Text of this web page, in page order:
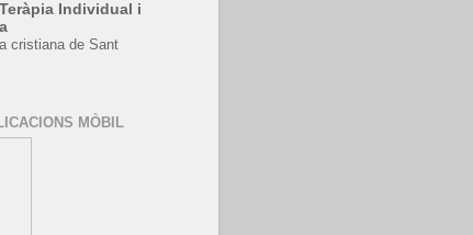
Individual i
cristiana de Sant
MÒBIL